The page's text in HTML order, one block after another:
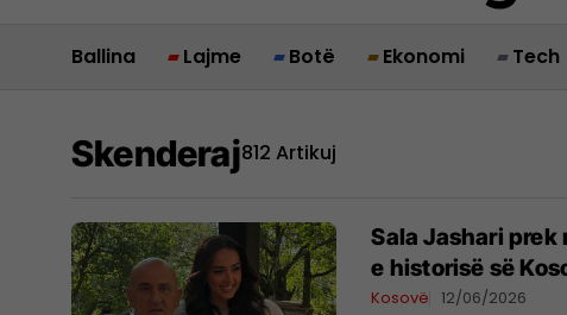
Ballina Lajme Botë Ekonomi Tech
Skenderaj812 Artikuj
Sala Jashari
e historisë së
Kosovë 12/06/2026